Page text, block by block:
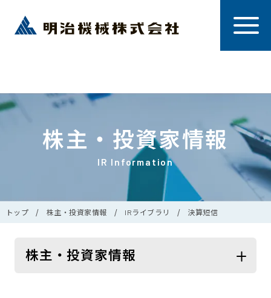
株主・投資家情報
IR Information
トップ 株主・投資家情報 IRライブラリ 決算短信
株主・投資家情報